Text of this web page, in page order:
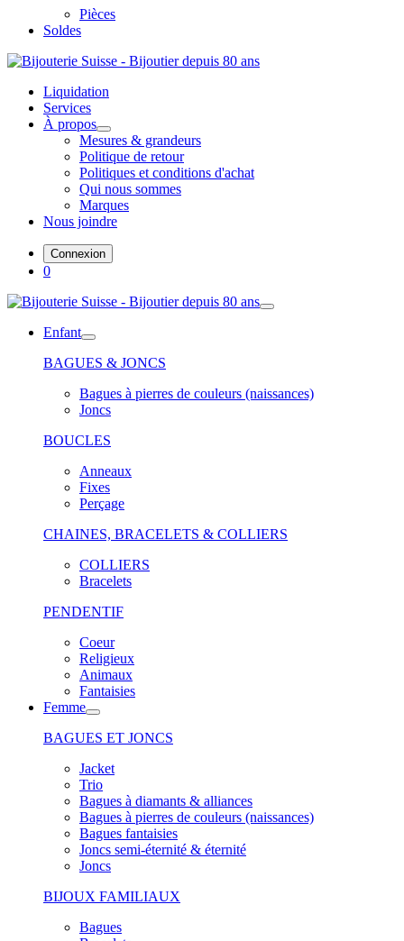
Pièces
Soldes
Liquidation
Services
À propos
Mesures & grandeurs
Politique de retour
Politiques et conditions d'achat
Qui nous sommes
Marques
Nous joindre
Connexion
0
Enfant
BAGUES & JONCS
Bagues à pierres de couleurs (naissances)
Joncs
BOUCLES
Anneaux
Fixes
Perçage
CHAINES, BRACELETS & COLLIERS
COLLIERS
Bracelets
PENDENTIF
Coeur
Religieux
Animaux
Fantaisies
Femme
BAGUES ET JONCS
Jacket
Trio
Bagues à diamants & alliances
Bagues à pierres de couleurs (naissances)
Bagues fantaisies
Joncs semi-éternité & éternité
Joncs
BIJOUX FAMILIAUX
Bagues